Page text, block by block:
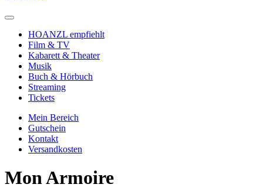
HOANZL empfiehlt
Film & TV
Kabarett & Theater
Musik
Buch & Hörbuch
Streaming
Tickets
Mein Bereich
Gutschein
Kontakt
Versandkosten
Mon Armoire